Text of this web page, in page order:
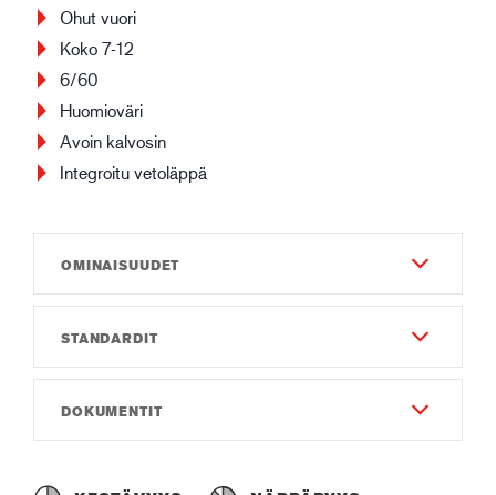
Ohut vuori
Koko 7-12
6/60
Huomioväri
Avoin kalvosin
Integroitu vetoläppä
OMINAISUUDET
Kestävyys
5
Näppäryys
7
STANDARDIT
2142XDOKUMENTIT